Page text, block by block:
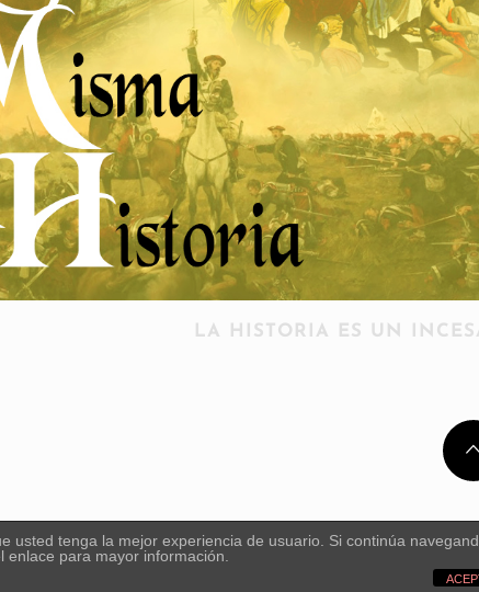
LA HISTORIA ES UN
usted tenga la mejor experiencia de usuario. Si continúa
enlace para mayor información.